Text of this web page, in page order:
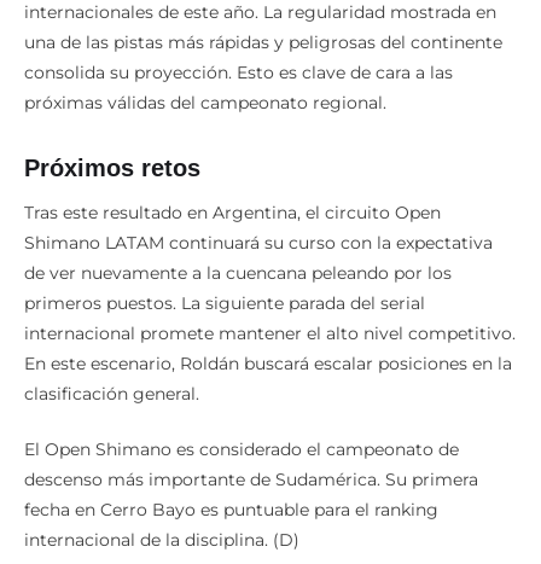
internacionales de este año. La regularidad mostrada en
una de las pistas más rápidas y peligrosas del continente
consolida su proyección. Esto es clave de cara a las
próximas válidas del campeonato regional.
Próximos retos
Tras este resultado en Argentina, el circuito Open
Shimano LATAM continuará su curso con la expectativa
de ver nuevamente a la cuencana peleando por los
primeros puestos. La siguiente parada del serial
internacional promete mantener el alto nivel competitivo.
En este escenario, Roldán buscará escalar posiciones en la
clasificación general.
El Open Shimano es considerado el campeonato de
descenso más importante de Sudamérica. Su primera
fecha en Cerro Bayo es puntuable para el ranking
internacional de la disciplina. (D)